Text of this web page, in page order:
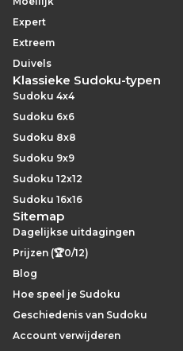
Expert
Extreem
Duivels
Klassieke Sudoku-typen
Sudoku 4x4
Sudoku 6x6
Sudoku 8x8
Sudoku 9x9
Sudoku 12x12
Sudoku 16x16
Sitemap
Dagelijkse uitdagingen
Prijzen (🏆0/12)
Blog
Hoe speel je Sudoku
Geschiedenis van Sudoku
Account verwijderen